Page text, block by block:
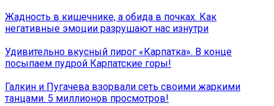
Жадность в кишечнике, а обида в почках. Как
негативные эмоции разрушают нас изнутри
Удивительно вкусный пирог «Карпатка». В конце
посыпаем пудрой Карпатские горы!
Галкин и Пугачева взорвали сеть своими жаркими
танцами. 5 миллионов просмотров!